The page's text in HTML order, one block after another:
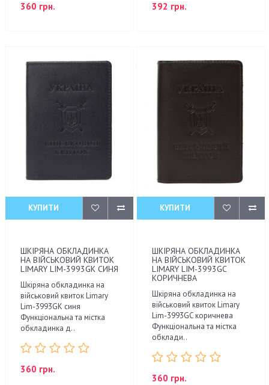
360 грн. 392 грн.
КУПИТИ
ШКІРЯНА ОБКЛАДИНКА
НА ВІЙСЬКОВИЙ КВИТОК
LIMARY LIM-3993GK СИНЯ
Шкіряна обкладинка на
військовий квиток Limary
Lim-3993GK синя
Функціональна та містка
обкладинка д..
360 грн.
КУПИТИ
ШКІРЯНА ОБКЛАДИНКА
НА ВІЙСЬКОВИЙ КВИТОК
LIMARY LIM-3993GC
КОРИЧНЕВА
Шкіряна обкладинка на
військовий квиток Limary
Lim-3993GC коричнева
Функціональна та містка
обклади..
360 грн.